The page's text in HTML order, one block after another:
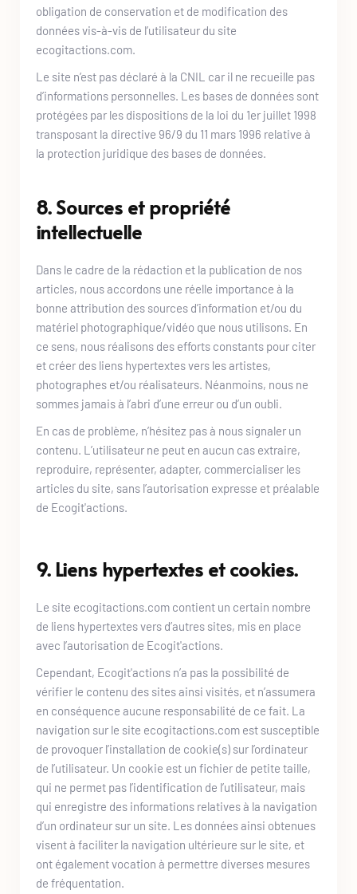
obligation de conservation et de modification des
ecogitactions.com
Le site n’est pas déclaré à la CNIL car il ne recueille pas
d’informations personnelles. Les bases de données sont
protégées par les dispositions de la loi du 1er juillet 1998
transposant la directive 96/9 du 11 mars 1996 relative à
la protection juridique des bases de données.
8. Sources et propriété
intellectuelle
Dans le cadre de la rédaction et la publication de nos
articles, nous accordons une réelle importance à la
bonne attribution des sources d’information et/ou du
matériel photographique/vidéo que nous utilisons. En
ce sens, nous réalisons des efforts constants pour citer
et créer des liens hypertextes vers les artistes,
photographes et/ou réalisateurs. Néanmoins, nous ne
sommes jamais à l’abri d’une erreur ou d’un oubli.
En cas de problème, n’hésitez pas à nous signaler un
contenu. L’utilisateur ne peut en aucun cas extraire,
reproduire, représenter, adapter, commercialiser les
articles du site, sans l’autorisation expresse et préalable
de Ecogit'actions
9. Liens hypertextes et cookies.
Le site ecogitactions.com contient un certain nombre
de liens hypertextes vers d’autres sites, mis en place
avec l’autorisation de Ecogit'actions
Cependant, Ecogit'actions n’a pas la possibilité de
vérifier le contenu des sites ainsi visités, et n’assumera
en conséquence aucune responsabilité de ce fait. La
navigation sur le site ecogitactions.com est susceptible
de provoquer l’installation de cookie(s) sur l’ordinateur
de l’utilisateur. Un cookie est un fichier de petite taille,
qui ne permet pas l’identification de l’utilisateur, mais
qui enregistre des informations relatives à la navigation
d’un ordinateur sur un site. Les données ainsi obtenues
visent à faciliter la navigation ultérieure sur le site, et
ont également vocation à permettre diverses mesures
de fréquentation.